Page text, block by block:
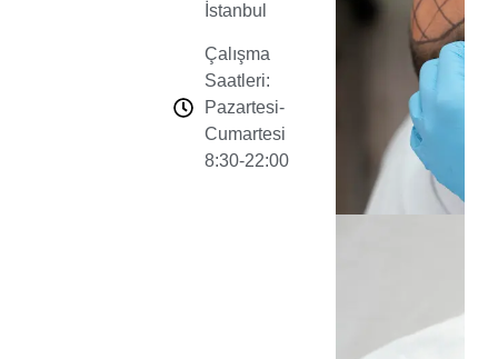
İstanbul
Çalışma
Saatleri:
Pazartesi-
Cumartesi
8:30-22:00